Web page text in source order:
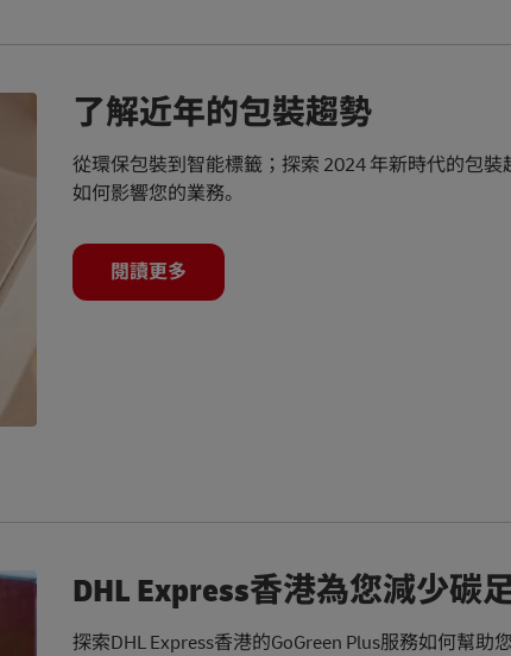
了解近年的包裝趨勢
從環保包裝到智能標籤；探索 2024 年新時代的包裝
如何影響您的業務。
閱讀更多
DHL Express香港為您減少碳
探索DHL Express香港的GoGreen Plus服務如何幫助